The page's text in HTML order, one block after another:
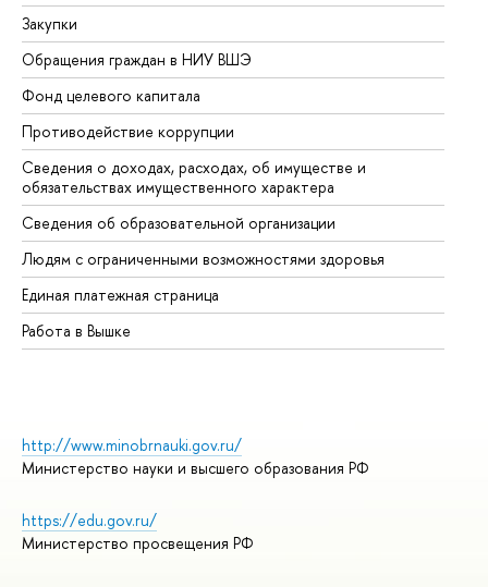
Закупки
Обращения граждан в НИУ ВШЭ
Фонд целевого капитала
Противодействие коррупции
Сведения о доходах, расходах, об имуществе и
обязательствах имущественного характера
Сведения об образовательной организации
Людям с ограниченными возможностями здоровья
Единая платежная страница
Работа в Вышке
http://www.minobrnauki.gov.ru/
Министерство науки и высшего образования РФ
https://edu.gov.ru/
Министерство просвещения РФ